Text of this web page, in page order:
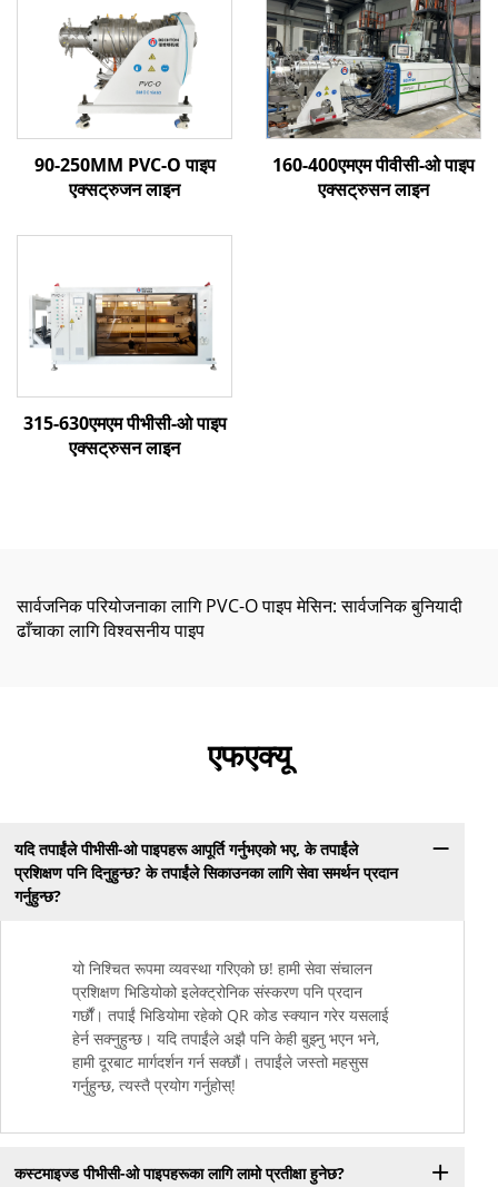
90-250MM PVC-O पाइप
एक्सट्रुजन लाइन
160-400एमएम पीवीसी-ओ पाइप
एक्सट्रुसन लाइन
315-630एमएम पीभीसी-ओ पाइप
एक्सट्रुसन लाइन
सार्वजनिक परियोजनाका लागि PVC-O पाइप मेसिन: सार्वजनिक बुनियादी
ढाँचाका लागि विश्वसनीय पाइप
एफएक्यू
यदि तपाईंले पीभीसी-ओ पाइपहरू आपूर्ति गर्नुभएको भए, के तपाईंले
प्रशिक्षण पनि दिनुहुन्छ? के तपाईंले सिकाउनका लागि सेवा समर्थन प्रदान
गर्नुहुन्छ?
यो निश्चित रूपमा व्यवस्था गरिएको छ! हामी सेवा संचालन
प्रशिक्षण भिडियोको इलेक्ट्रोनिक संस्करण पनि प्रदान
गर्छौं। तपाईं भिडियोमा रहेको QR कोड स्क्यान गरेर यसलाई
हेर्न सक्नुहुन्छ। यदि तपाईंले अझै पनि केही बुझ्नु भएन भने,
हामी दूरबाट मार्गदर्शन गर्न सक्छौं। तपाईंले जस्तो महसुस
गर्नुहुन्छ, त्यस्तै प्रयोग गर्नुहोस्!
कस्टमाइज्ड पीभीसी-ओ पाइपहरूका लागि लामो प्रतीक्षा हुनेछ?